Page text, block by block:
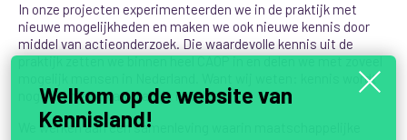
In onze projecten experimenteerden we in de praktijk met
nieuwe mogelijkheden en maken we ook nieuwe kennis door
middel van actieonderzoek. Die waardevolle kennis uit de
mogelijk mensen in Nederland. Want wij weten: kennis wordt
nog veel meer waard als je het deelt.
werken aan een samenleving waarin maatschappelijke
Welkom op de website van
Kennisland!